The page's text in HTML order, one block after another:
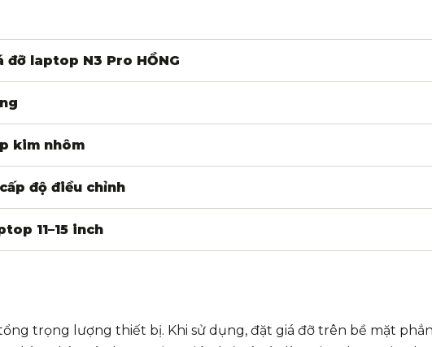
đỡ laptop N3 Pro HỒNG
kim nhôm
độ điều chỉnh
11–15 inch
trọng lượng thiết bị. Khi sử dụng, đặt giá đỡ trên bề mặt